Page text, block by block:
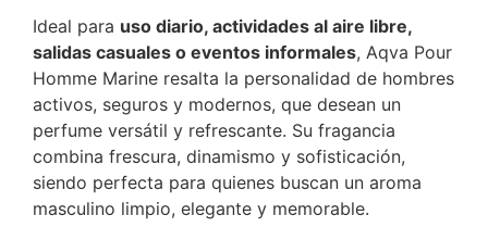
Ideal para uso diario, actividades al aire libre,
salidas casuales o eventos informales, Aqva Pour
Homme Marine resalta la personalidad de hombres
activos, seguros y modernos, que desean un
perfume versátil y refrescante. Su fragancia
combina frescura, dinamismo y sofisticación,
siendo perfecta para quienes buscan un aroma
masculino limpio, elegante y memorable.